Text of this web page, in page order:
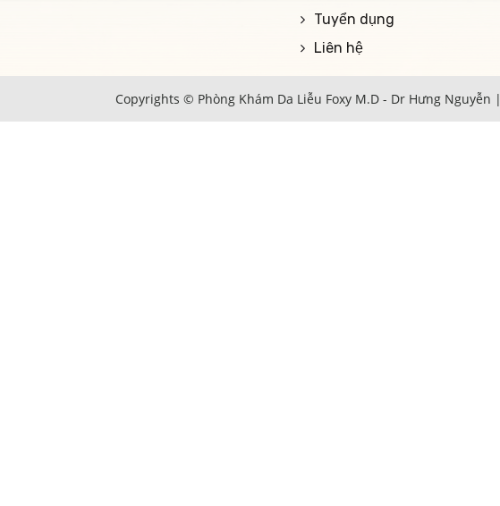
Tuyển dụng
Liên hệ
Copyrights © Phòng Khám Da Liễu Foxy M.D - Dr Hưng Nguyễn |